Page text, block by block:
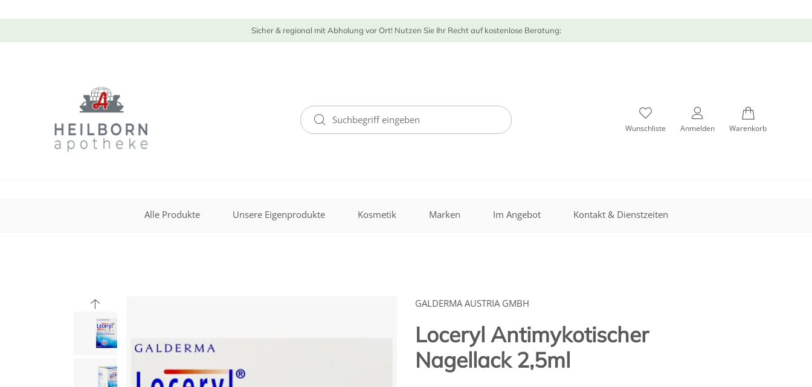
Sicher & regional mit Abholung vor Ort! Nutzen Sie Ihr Recht auf kostenlose Beratung:
Wunschliste Anmelden Warenkorb
Alle Produkte Unsere Eigenprodukte Kosmetik Marken Im Angebot Kontakt & Dienstzeiten
GALDERMA AUSTRIA GMBH
Loceryl Antimykotischer
Nagellack 2,5ml